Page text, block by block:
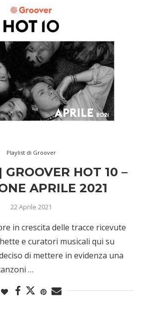
Playlist di Groover
GROOVER HOT 10 –
APRILE 2021
22 Aprile 2021
in crescita delle tracce ricevute
e curatori musicali qui su
di mettere in evidenza una
…